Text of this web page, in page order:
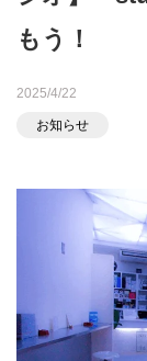
もう！
2025/4/22
お知らせ